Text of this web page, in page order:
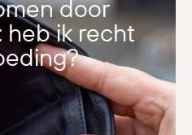
door
heb ik recht